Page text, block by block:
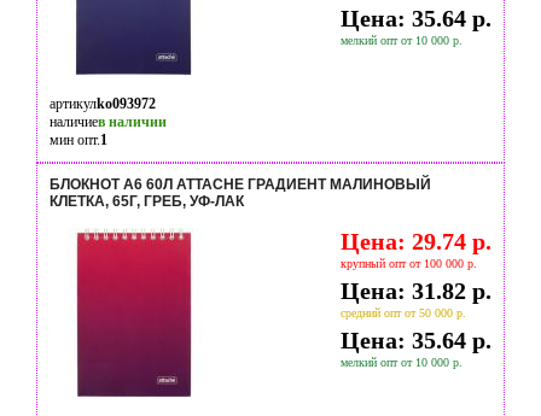
Цена: 35.64 р.
мелкий опт от 10 000 р.
артикулko093972
наличиев наличии
мин опт.1
БЛОКНОТ А6 60Л ATTACHE ГРАДИЕНТ МАЛИНОВЫЙ
КЛЕТКА, 65Г, ГРЕБ, УФ-ЛАК
Цена: 29.74 р.
крупный опт от 100 000 р.
Цена: 31.82 р.
средний опт от 50 000 р.
Цена: 35.64 р.
мелкий опт от 10 000 р.